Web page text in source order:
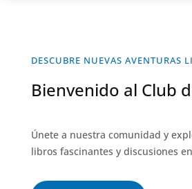
DESCUBRE NUEVAS AVENTURAS
Bienvenido al Club
Únete a nuestra comunidad y
libros fascinantes y discusiones